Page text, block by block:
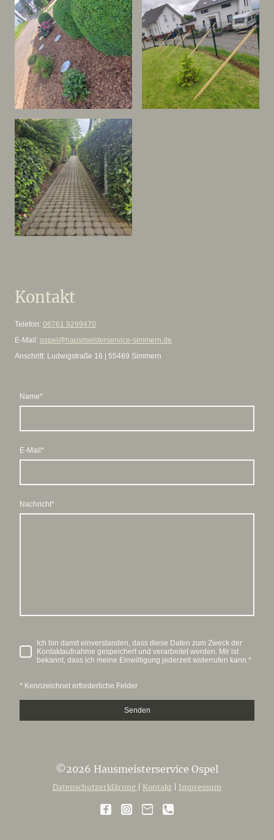
Kontakt
Telefon: 06761 9299470
E-Mail: ospel@hausmeisterservice-simmern.de
Anschrift: Ludwigstraße 16 | 55469 Simmern
Name*
E-Mail *
Nachricht*
Ich bin damit einverstanden, dass diese Daten zum Zweck der
Kontaktaufnahme gespeichert und verarbeitet werden. Mir ist
bekannt, dass ich meine Einwilligung jederzeit widerrufen kann. *
* Kennzeichnet erforderliche Felder
Senden
©2026 Hausmeisterservice Ospel
Datenschutzerklärung Kontakt Impressum